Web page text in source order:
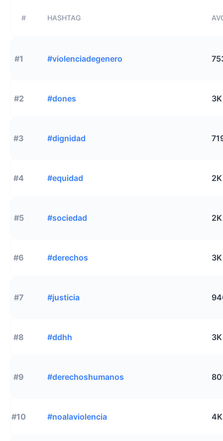
# HASHTAG
#1 #violenciadegenero
#2 #dones 3K
#3 #dignidad
#4 #equidad 2K
#5 #sociedad 2K
#6 #derechos 3K
#7 #justicia
#8 #ddhh 3K
#9 #derechoshumanos
#10 #noalaviolencia 4K